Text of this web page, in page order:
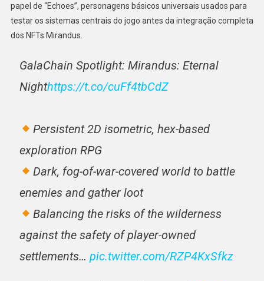
papel de “Echoes”, personagens básicos universais usados para
testar os sistemas centrais do jogo antes da integração completa
dos NFTs Mirandus.
GalaChain Spotlight: Mirandus: Eternal
Nighthttps://t.co/cuFf4tbCdZ
Persistent 2D isometric, hex-based
exploration RPG
Dark, fog-of-war-covered world to battle
enemies and gather loot
Balancing the risks of the wilderness
against the safety of player-owned
settlements… pic.twitter.com/RZP4KxSfkz